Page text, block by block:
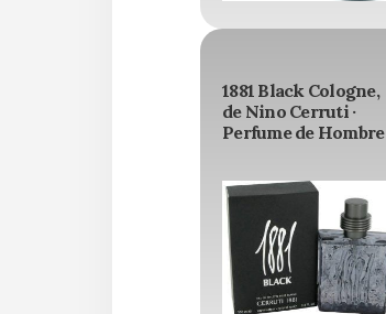
1881 Black Cologne,
de Nino Cerruti ·
Perfume de Hombre